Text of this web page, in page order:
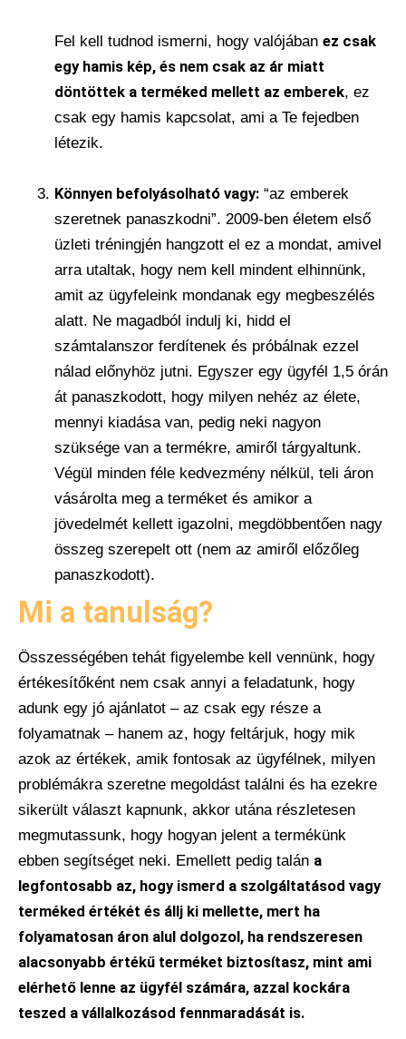
Fel kell tudnod ismerni, hogy valójában ez csak
egy hamis kép, és nem csak az ár miatt
döntöttek a terméked mellett az emberek, ez
csak egy hamis kapcsolat, ami a Te fejedben
létezik.
Könnyen befolyásolható vagy: “az emberek
szeretnek panaszkodni”. 2009-ben életem első
üzleti tréningjén hangzott el ez a mondat, amivel
arra utaltak, hogy nem kell mindent elhinnünk,
amit az ügyfeleink mondanak egy megbeszélés
alatt. Ne magadból indulj ki, hidd el
számtalanszor ferdítenek és próbálnak ezzel
nálad előnyhöz jutni. Egyszer egy ügyfél 1,5 órán
át panaszkodott, hogy milyen nehéz az élete,
mennyi kiadása van, pedig neki nagyon
szüksége van a termékre, amiről tárgyaltunk.
Végül minden féle kedvezmény nélkül, teli áron
vásárolta meg a terméket és amikor a
jövedelmét kellett igazolni, megdöbbentően nagy
összeg szerepelt ott (nem az amiről előzőleg
panaszkodott).
Mi a tanulság?
Összességében tehát figyelembe kell vennünk, hogy
értékesítőként nem csak annyi a feladatunk, hogy
adunk egy jó ajánlatot – az csak egy része a
folyamatnak – hanem az, hogy feltárjuk, hogy mik
azok az értékek, amik fontosak az ügyfélnek, milyen
problémákra szeretne megoldást találni és ha ezekre
sikerült választ kapnunk, akkor utána részletesen
megmutassunk, hogy hogyan jelent a termékünk
ebben segítséget neki. Emellett pedig talán a
legfontosabb az, hogy ismerd a szolgáltatásod vagy
terméked értékét és állj ki mellette, mert ha
folyamatosan áron alul dolgozol, ha rendszeresen
alacsonyabb értékű terméket biztosítasz, mint ami
elérhető lenne az ügyfél számára, azzal kockára
teszed a vállalkozásod fennmaradását is.